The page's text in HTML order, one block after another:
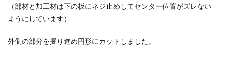
（部材と加工材は下の板にネジ止めしてセンター位置がズレない
ようにしています）
外側の部分を掘り進め円形にカットしました。